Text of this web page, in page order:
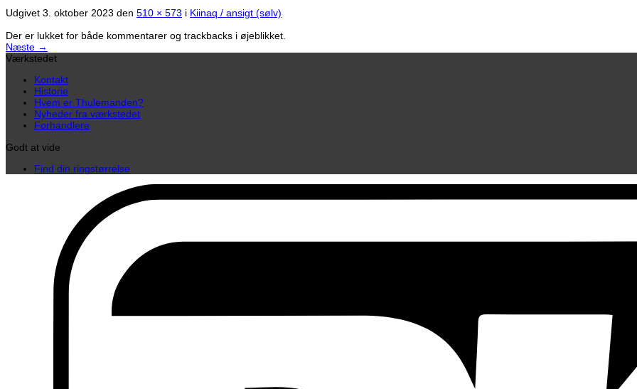
Udgivet 3. oktober 2023 den 510 × 573 i Kiinaq / ansigt (sølv)
Der er lukket for både kommentarer og trackbacks i øjeblikket.
Næste →
Værkstedet
Kontakt
Historie
Hvem er Thulemanden?
Nyheder fra værkstedet
Forhandlere
Godt at vide
Find din ringstørrelse